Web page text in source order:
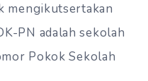
mengikutsertakan
PN adalah sekolah
Pokok Sekolah